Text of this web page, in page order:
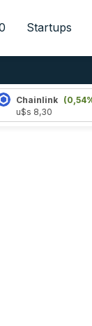
Startups
Chainlink (0,54%)
u$s 8,30